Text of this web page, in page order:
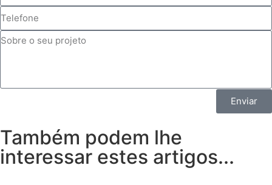
Enviar
Também podem lhe
interessar estes artigos...